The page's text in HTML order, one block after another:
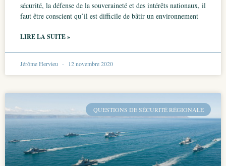
sécurité, la défense de la souveraineté et des intérêts nationaux, il
faut être conscient qu’il est difficile de bâtir un environnement
LIRE LA SUITE »
Jérôme Hervieu 12 novembre 2020
QUESTIONS DE SÉCURITÉ RÉGIONALE